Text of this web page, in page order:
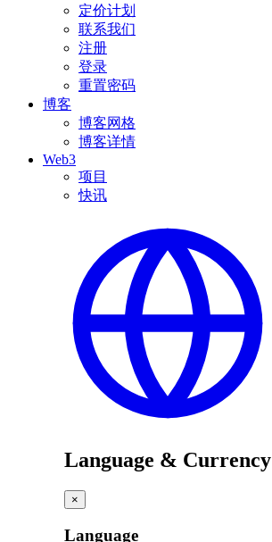
定价计划
联系我们
注册
登录
重置密码
博客
博客网格
博客详情
Web3
项目
快讯
Language & Currency
×
Language